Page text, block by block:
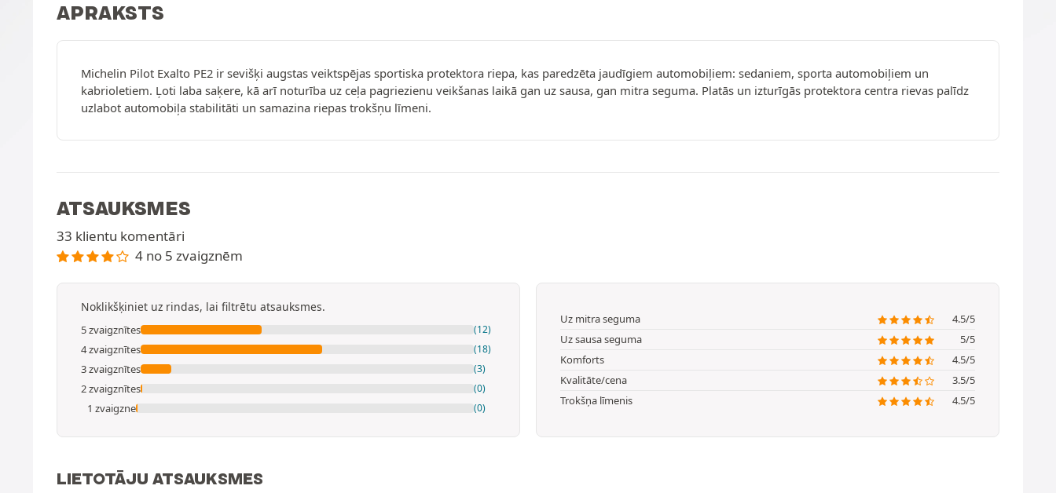
APRAKSTS
Michelin Pilot Exalto PE2 ir sevišķi augstas veiktspējas sportiska protektora riepa, kas paredzēta jaudīgiem automobiļiem: sedaniem, sporta automobiļiem un
kabrioletiem. Ļoti laba saķere, kā arī noturība uz ceļa pagriezienu veikšanas laikā gan uz sausa, gan mitra seguma. Platās un izturīgās protektora centra rievas palīdz
uzlabot automobiļa stabilitāti un samazina riepas trokšņu līmeni.
ATSAUKSMES
33 klientu komentāri
4 no 5 zvaigznēm
Noklikšķiniet uz rindas, lai filtrētu atsauksmes.
5 zvaigznītes (12)
4 zvaigznītes (18)
3 zvaigznītes (3)
2 zvaigznītes (0)
1 zvaigzne (0)
Uz mitra seguma
4.5/5
Uz sausa seguma
5/5
Komforts
4.5/5
Kvalitāte/cena
3.5/5
Trokšņa līmenis
4.5/5
LIETOTĀJU ATSAUKSMES